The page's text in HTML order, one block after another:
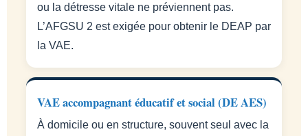
ou la détresse vitale ne préviennent pas.
L’AFGSU 2 est exigée pour obtenir le DEAP par
la VAE.
VAE accompagnant éducatif et social (DE AES)
À domicile ou en structure, souvent seul avec la